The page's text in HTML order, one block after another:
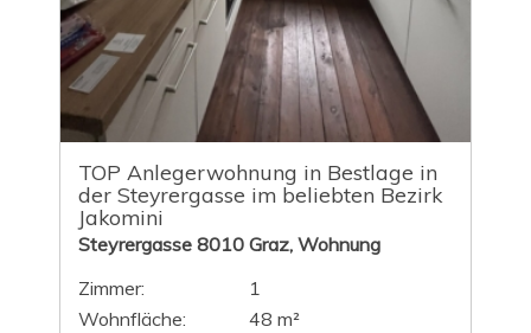
TOP Anlegerwohnung in Bestlage in
der Steyrergasse im beliebten Bezirk
Jakomini
Steyrergasse 8010 Graz, Wohnung
Zimmer:
1
Wohnfläche:
48 m²